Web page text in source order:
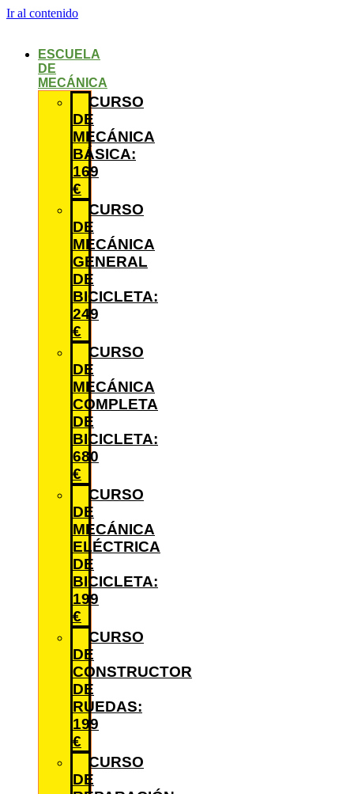
Ir al contenido
ESCUELA
DE
MECÁNICA
CURSO
DE
MECÁNICA
BÁSICA:
169
€
CURSO
DE
MECÁNICA
GENERAL
DE
BICICLETA:
249
€
CURSO
DE
MECÁNICA
COMPLETA
DE
BICICLETA:
680
€
CURSO
DE
MECÁNICA
ELÉCTRICA
DE
BICICLETA:
199
€
CURSO
DE
CONSTRUCTOR
DE
RUEDAS:
199
€
CURSO
DE